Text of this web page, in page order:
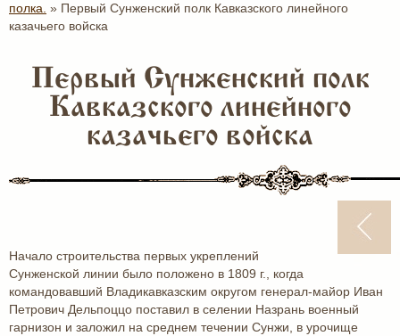
полка. » Первый Сунженский полк Кавказского линейного
казачьего войска
Первый Сунженский полк
Кавказского линейного
казачьего войска
Начало строительства первых укреплений
Сунженской линии было положено в 1809 г., когда
командовавший Владикавказским округом генерал-майор Иван
Петрович Дельпоццо поставил в селении Назрань военный
гарнизон и заложил на среднем течении Сунжи, в урочище